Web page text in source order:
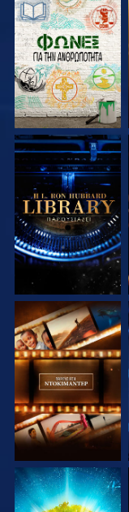
ΕΞΕΡΕΥΝΗΣΤΕ ΤΗ
ΣΕΙΡΑ
ΕΞΕΡΕΥΝΗΣΤΕ ΤΗ
ΣΕΙΡΑ
ΕΞΕΡΕΥΝΗΣΤΕ ΤΗ
ΣΕΙΡΑ